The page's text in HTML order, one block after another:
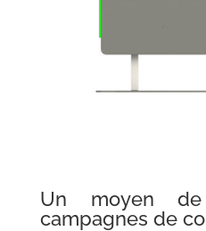
Un moyen
campagnes de